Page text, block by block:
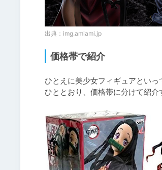
出典： img.amiami.jp
価格帯で紹介
ひとえに美少女フィギュアとい